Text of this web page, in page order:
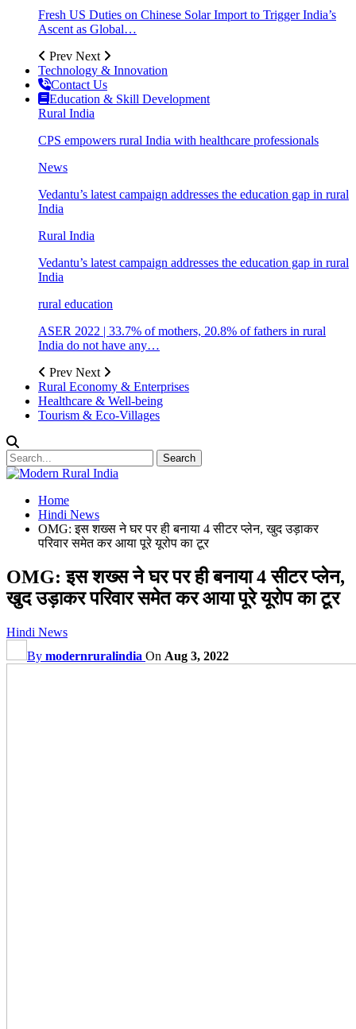
Fresh US Duties on Chinese Solar Import to Trigger India’s
Ascent as Global…
Prev Next
Technology & Innovation
Contact Us
Education & Skill Development
Rural India
CPS empowers rural India with healthcare professionals
News
Vedantu’s latest campaign addresses the education gap in rural
India
Rural India
Vedantu’s latest campaign addresses the education gap in rural
India
rural education
ASER 2022 | 33.7% of mothers, 20.8% of fathers in rural
India do not have any…
Prev Next
Rural Economy & Enterprises
Healthcare & Well-being
Tourism & Eco-Villages
Home
Hindi News
OMG: इस शख्स ने घर पर ही बनाया 4 सीटर प्लेन, खुद उड़ाकर
परिवार समेत कर आया पूरे यूरोप का टूर
OMG: इस शख्स ने घर पर ही बनाया 4 सीटर प्लेन,
खुद उड़ाकर परिवार समेत कर आया पूरे यूरोप का टूर
Hindi News
By modernruralindia On Aug 3, 2022